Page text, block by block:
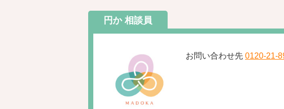
円か 相談員
お問い合わせ先 0120-21-